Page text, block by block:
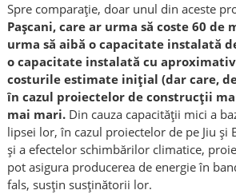
Spre comparație, doar unul din aceste
Pașcani, care ar urma să coste 60 de
urma să aibă o capacitate instalată
o capacitate instalată cu
costurile estimate inițial (dar care,
în cazul proiectelor de construcții
mai mari.Din cauza capacității mici a
lipsei lor, în cazul proiectelor de pe Jiu și
și a efectelor schimbărilor climatice,
pot asigura producerea de energie în
fals, susțin susținătorii lor.